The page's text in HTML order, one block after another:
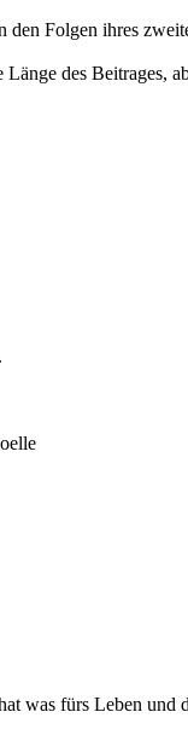
Folgen ihres
des Beitrages,
was fürs Leben und